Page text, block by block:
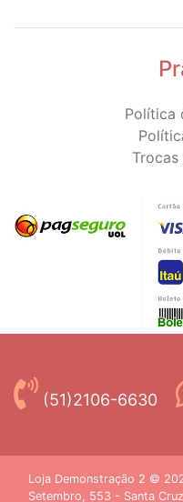
Política
(51)2106-6630
Loja Demonstração 2 ©
Setembro, 553 - Santa